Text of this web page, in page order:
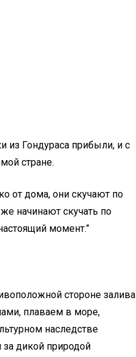
из Гондураса прибыли, и с
стране.
от дома, они скучают по
начинают скучать по
момент.”
натура.
стороне залива
плаваем в море,
наследстве
дикой природой